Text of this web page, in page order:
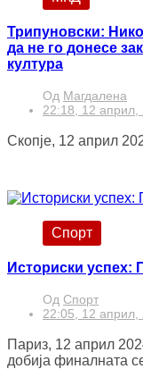
Трипуновски:
да не го донесе
култура
Од Магдалена
22:18, 12 април,
Скопје, 12 април
Спорт
Историски успех:
Од Спорт
22:05, 12 април,
Париз, 12 април
добија финалната